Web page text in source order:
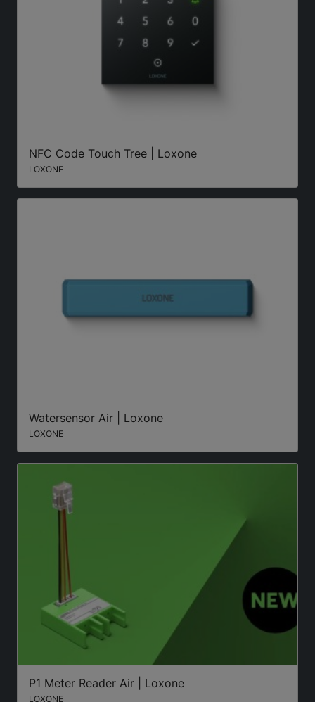
NFC Code Touch Tree | Loxone
LOXONE
Watersensor Air | Loxone
LOXONE
P1 Meter Reader Air | Loxone
LOXONE